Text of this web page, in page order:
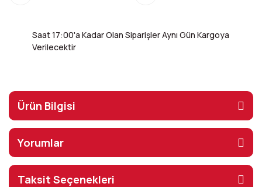
Saat 17:00'a Kadar Olan Siparişler Aynı Gün Kargoya
Verilecektir
Ürün Bilgisi
Yorumlar
Taksit Seçenekleri